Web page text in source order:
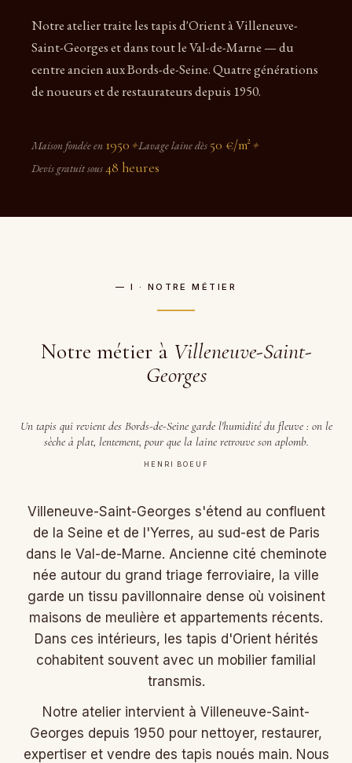
Notre atelier traite les tapis d'Orient à Villeneuve-
Saint-Georges et dans tout le Val-de-Marne — du
centre ancien aux Bords-de-Seine. Quatre générations
de noueurs et de restaurateurs depuis 1950.
Maison fondée en 1950 ✦Lavage laine dès 50 €/m² ✦
Devis gratuit sous48 heures
— I · NOTRE MÉTIER
Notre métier à Villeneuve-Saint-
Georges
Un tapis qui revient des Bords-de-Seine garde l'humidité du fleuve : on le
sèche à plat, lentement, pour que la laine retrouve son aplomb.
HENRI BOEUF
Villeneuve-Saint-Georges s'étend au confluent
de la Seine et de l'Yerres, au sud-est de Paris
dans le Val-de-Marne. Ancienne cité cheminote
née autour du grand triage ferroviaire, la ville
garde un tissu pavillonnaire dense où voisinent
maisons de meulière et appartements récents.
Dans ces intérieurs, les tapis d'Orient hérités
cohabitent souvent avec un mobilier familial
transmis.
Notre atelier intervient à Villeneuve-Saint-
Georges depuis 1950 pour nettoyer, restaurer,
expertiser et vendre des tapis noués main. Nous